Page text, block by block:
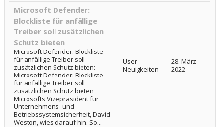
Microsoft Defender:
Blockliste für anfällige
Treiber soll zusätzlichen
Schutz bieten
Microsoft Defender: Blockliste
für anfällige Treiber soll
zusätzlichen Schutz bieten:
Microsoft Defender: Blockliste
für anfällige Treiber soll
zusätzlichen Schutz bieten
Microsofts Vizepräsident für
Unternehmens- und
Betriebssystemsicherheit, David
Weston, wies darauf hin. So...
User-
Neuigkeiten
28. März
2022